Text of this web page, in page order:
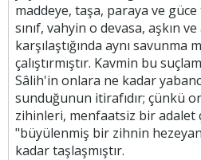
maddeye, taşa, paraya ve
sınıf, vahyin o devasa, aşkın
karşılaştığında aynı savunma
çalıştırmıştır. Kavmin bu
Sâlih'in onlara ne kadar
sunduğunun itirafıdır; çünkü
zihinleri, menfaatsiz bir adalet
"büyülenmiş bir zihnin
kadar taşlaşmıştır.